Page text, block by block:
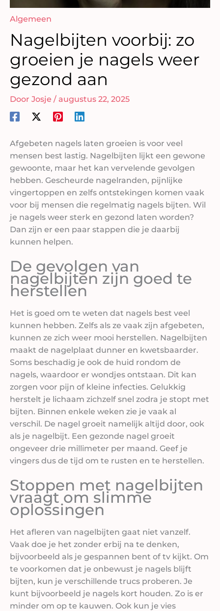
Algemeen
Nagelbijten voorbij: zo
groeien je nagels weer
gezond aan
Door Josje / augustus 22, 2025
Afgebeten nagels laten groeien is voor veel
mensen best lastig. Nagelbijten lijkt een gewone
gewoonte, maar het kan vervelende gevolgen
hebben. Gescheurde nagelranden, pijnlijke
vingertoppen en zelfs ontstekingen komen vaak
voor bij mensen die regelmatig nagels bijten. Wil
je nagels weer sterk en gezond laten worden?
Dan zijn er een paar stappen die je daarbij
kunnen helpen.
De gevolgen van
nagelbijten zijn goed te
herstellen
Het is goed om te weten dat nagels best veel
kunnen hebben. Zelfs als ze vaak zijn afgebeten,
kunnen ze zich weer mooi herstellen. Nagelbijten
maakt de nagelplaat dunner en kwetsbaarder.
Soms beschadig je ook de huid rondom de
nagels, waardoor er wondjes ontstaan. Dit kan
zorgen voor pijn of kleine infecties. Gelukkig
herstelt je lichaam zichzelf snel zodra je stopt met
bijten. Binnen enkele weken zie je vaak al
verschil. De nagel groeit namelijk altijd door, ook
als je nagelbijt. Een gezonde nagel groeit
ongeveer drie millimeter per maand. Geef je
vingers dus de tijd om te rusten en te herstellen.
Stoppen met nagelbijten
vraagt om slimme
oplossingen
Het afleren van nagelbijten gaat niet vanzelf.
Vaak doe je het zonder erbij na te denken,
bijvoorbeeld als je gespannen bent of tv kijkt. Om
te voorkomen dat je onbewust je nagels blijft
bijten, kun je verschillende trucs proberen. Je
kunt bijvoorbeeld je nagels kort houden. Zo is er
minder om op te kauwen. Ook kun je vies